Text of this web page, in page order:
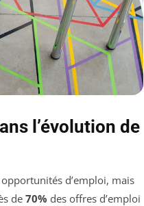
l’évolution de
d’emploi, mais
de 70% des offres d’emploi